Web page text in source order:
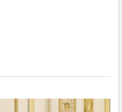
ь